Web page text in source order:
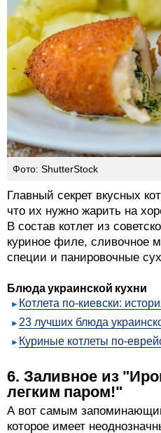
Фото: ShutterStock
Главный секрет вкусных
что их нужно жарить на
В состав котлет из
куриное филе, сливочное
специи и панировочные
Блюда украинской кухни
Котлета по-киевски:
23 лучших блюда
Куриные котлеты по-
6. Заливное из
легким паром!"
А вот самым
которое имеет